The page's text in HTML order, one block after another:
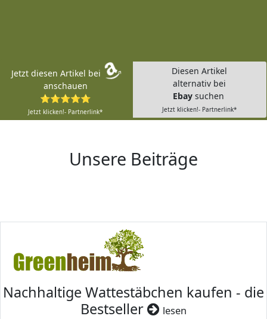
Jetzt diesen Artikel bei
anschauen
⭐⭐⭐⭐⭐
Jetzt klicken!- Partnerlink*
Diesen Artikel
alternativ bei
Ebay suchen
Jetzt klicken!- Partnerlink*
Unsere Beiträge
Nachhaltige Wattestäbchen kaufen - die
Bestseller
lesen